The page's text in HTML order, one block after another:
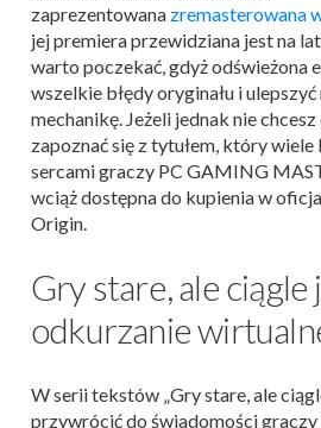
zaprezentowana zremasterowana
jej premiera przewidziana jest na
warto poczekać, gdyż odświeżona
wszelkie błędy oryginału i
mechanikę. Jeżeli jednak nie
zapoznać się z tytułem, który wiele
sercami graczy PC GAMING
wciąż dostępna do kupienia w
Origin.
Gry stare, ale ciągle
odkurzanie
W serii tekstów „Gry stare, ale
przywrócić do świadomości